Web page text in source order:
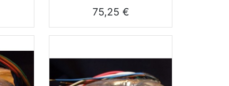
Prix
75,25 €